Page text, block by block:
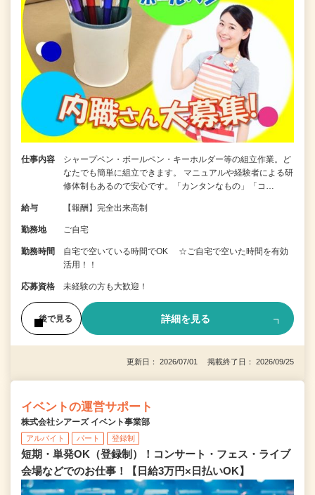
仕事内容
シャープペン・ボールペン・キーホルダー等の組立作業。ど
なたでも簡単に組立できます。 マニュアルや経験者による研
修体制もあるので安心です。「カンタンなもの」「コ…
給与 【報酬】完全出来高制
勤務地 ご自宅
勤務時間
自宅で空いている時間でOK ☆ご自宅で空いた時間を有効
活用！！
応募資格 未経験の方も大歓迎！
後で見る 詳細を見る
更新日： 2026/07/01 掲載終了日： 2026/09/25
イベントの運営サポート
株式会社シアーズ イベント事業部
アルバイト パート 登録制
短期・単発OK（登録制）！コンサート・フェス・ライブ
会場などでのお仕事！【日給3万円×日払いOK】